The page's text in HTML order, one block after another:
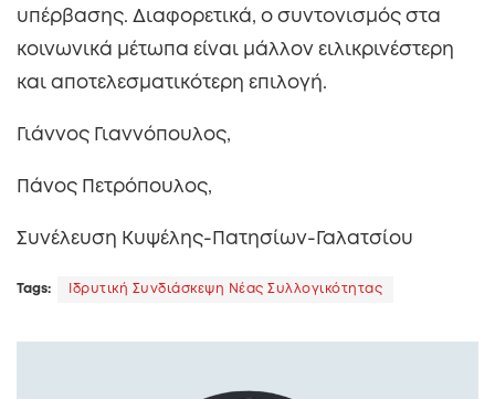
υπέρβασης. Διαφορετικά, ο συντονισμός στα
κοινωνικά μέτωπα είναι μάλλον ειλικρινέστερη
και αποτελεσματικότερη επιλογή.
Γιάννος Γιαννόπουλος,
Πάνος Πετρόπουλος,
Συνέλευση Κυψέλης-Πατησίων-Γαλατσίου
Tags: Ιδρυτική Συνδιάσκεψη Νέας Συλλογικότητας